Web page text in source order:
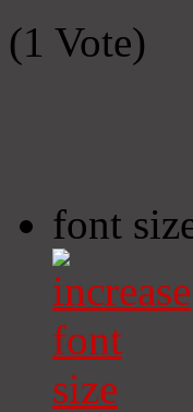
(1 Vote)
font